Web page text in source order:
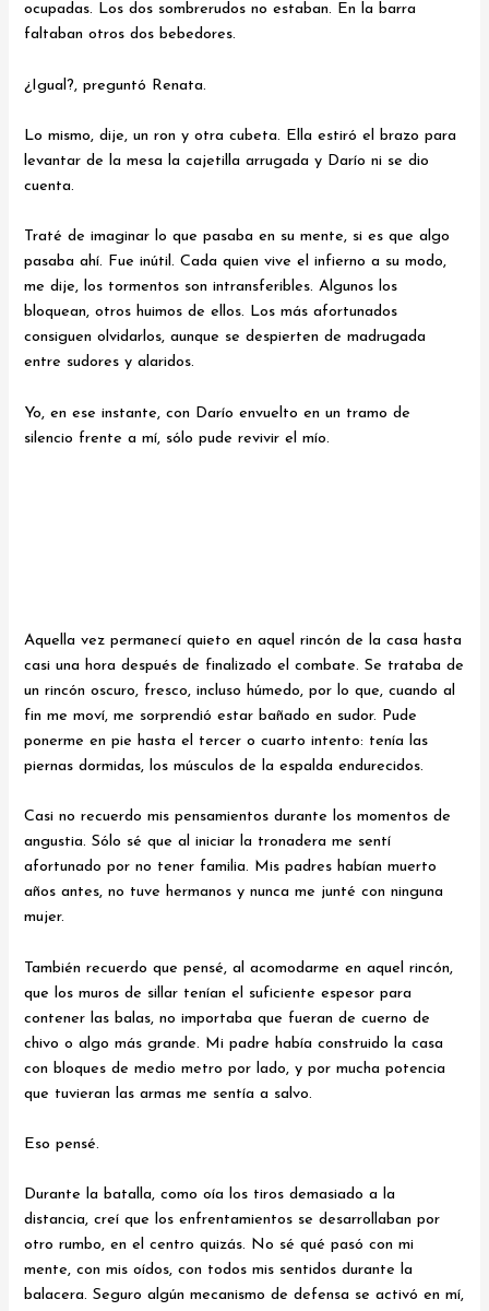
ocupadas. Los dos sombrerudos no estaban. En la barra
faltaban otros dos bebedores.
¿Igual?, preguntó Renata.
Lo mismo, dije, un ron y otra cubeta. Ella estiró el brazo para
levantar de la mesa la cajetilla arrugada y Darío ni se dio
cuenta.
Traté de imaginar lo que pasaba en su mente, si es que algo
pasaba ahí. Fue inútil. Cada quien vive el infierno a su modo,
me dije, los tormentos son intransferibles. Algunos los
bloquean, otros huimos de ellos. Los más afortunados
consiguen olvidarlos, aunque se despierten de madrugada
entre sudores y alaridos.
Yo, en ese instante, con Darío envuelto en un tramo de
silencio frente a mí, sólo pude revivir el mío.
Aquella vez permanecí quieto en aquel rincón de la casa hasta
casi una hora después de finalizado el combate. Se trataba de
un rincón oscuro, fresco, incluso húmedo, por lo que, cuando al
fin me moví, me sorprendió estar bañado en sudor. Pude
ponerme en pie hasta el tercer o cuarto intento: tenía las
piernas dormidas, los músculos de la espalda endurecidos.
Casi no recuerdo mis pensamientos durante los momentos de
angustia. Sólo sé que al iniciar la tronadera me sentí
afortunado por no tener familia. Mis padres habían muerto
años antes, no tuve hermanos y nunca me junté con ninguna
mujer.
También recuerdo que pensé, al acomodarme en aquel rincón,
que los muros de sillar tenían el suficiente espesor para
contener las balas, no importaba que fueran de cuerno de
chivo o algo más grande. Mi padre había construido la casa
con bloques de medio metro por lado, y por mucha potencia
que tuvieran las armas me sentía a salvo.
Eso pensé.
Durante la batalla, como oía los tiros demasiado a la
distancia, creí que los enfrentamientos se desarrollaban por
otro rumbo, en el centro quizás. No sé qué pasó con mi
mente, con mis oídos, con todos mis sentidos durante la
balacera. Seguro algún mecanismo de defensa se activó en mí,